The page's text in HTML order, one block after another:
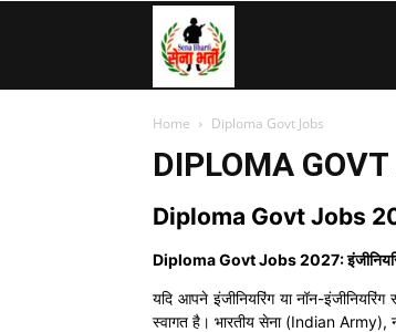
»
Army,
Navy,
Home Diploma Govt Jobs
DIPLOMA
Diploma Govt Jobs
Diploma Govt Jobs 2027: इंजीनियरिंग
यदि आपने इंजीनियरिंग या नॉन-इंजीनियरिंग
स्वागत है। भारतीय सेना (Indian Army),